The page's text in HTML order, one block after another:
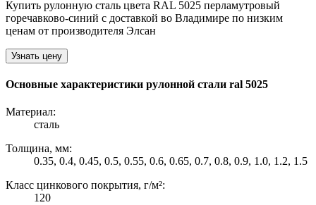
Купить рулонную сталь цвета RAL 5025 перламутровый
горечавково-синий с доставкой во Владимире по низким
ценам от производителя Элсан
Узнать цену
Основные характеристики рулонной стали ral 5025
Материал:
сталь
Толщина, мм:
0.35, 0.4, 0.45, 0.5, 0.55, 0.6, 0.65, 0.7, 0.8, 0.9, 1.0, 1.2, 1.5
Класс цинкового покрытия, г/м²:
120